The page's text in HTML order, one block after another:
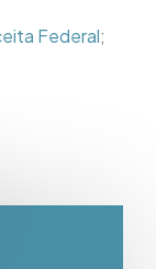
Federal;